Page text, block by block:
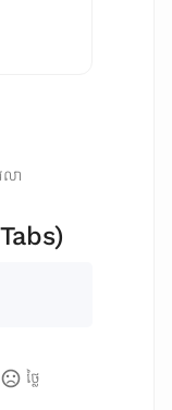
លា
ថ្លៃ